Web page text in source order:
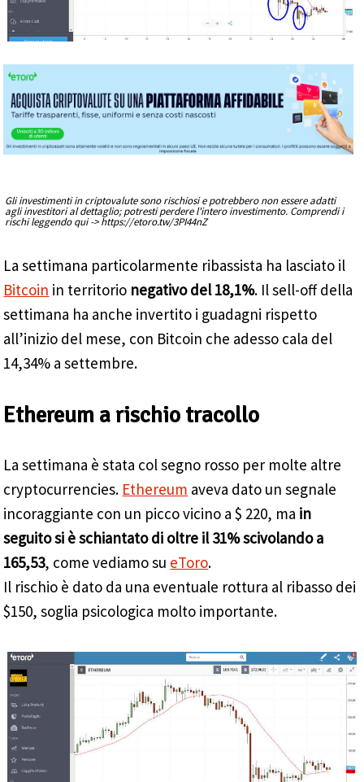
Gli investimenti in criptovalute sono rischiosi e potrebbero non essere adatti
agli investitori al dettaglio; potresti perdere l'intero investimento. Comprendi i
rischi leggendo qui -> https://etoro.tw/3PI44nZ
La settimana particolarmente ribassista ha lasciato il
Bitcoin in territorio negativo del 18,1%. Il sell-off della
settimana ha anche invertito i guadagni rispetto
all’inizio del mese, con Bitcoin che adesso cala del
14,34% a settembre.
Ethereum a rischio tracollo
La settimana è stata col segno rosso per molte altre
cryptocurrencies. Ethereum aveva dato un segnale
incoraggiante con un picco vicino a $ 220, ma in
seguito si è schiantato di oltre il 31% scivolando a
165,53, come vediamo su eToro.
Il rischio è dato da una eventuale rottura al ribasso dei
$150, soglia psicologica molto importante.